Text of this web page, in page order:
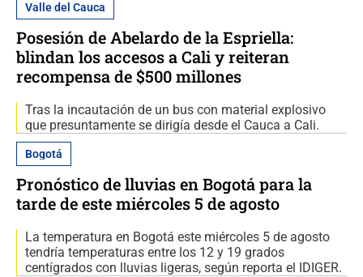
Valle del Cauca
Posesión de Abelardo de la Espriella:
blindan los accesos a Cali y reiteran
recompensa de $500 millones
Tras la incautación de un bus con material explosivo
que presuntamente se dirigía desde el Cauca a Cali.
Bogotá
Pronóstico de lluvias en Bogotá para la
tarde de este miércoles 5 de agosto
La temperatura en Bogotá este miércoles 5 de agosto
tendría temperaturas entre los 12 y 19 grados
centígrados con lluvias ligeras, según reporta el IDIGER.